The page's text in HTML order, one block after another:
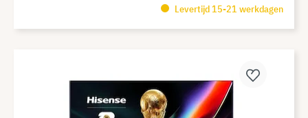
Levertijd 15-21 werkdagen